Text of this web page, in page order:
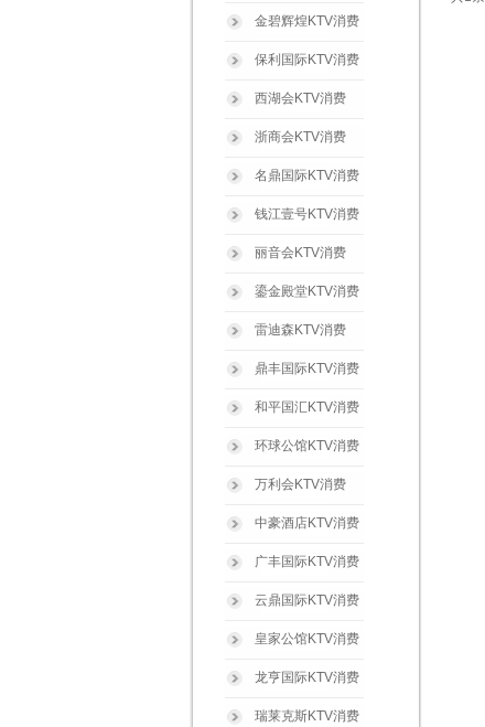
金碧辉煌KTV消费
保利国际KTV消费
西湖会KTV消费
浙商会KTV消费
名鼎国际KTV消费
钱江壹号KTV消费
丽音会KTV消费
鎏金殿堂KTV消费
雷迪森KTV消费
鼎丰国际KTV消费
和平国汇KTV消费
环球公馆KTV消费
万利会KTV消费
中豪酒店KTV消费
广丰国际KTV消费
云鼎国际KTV消费
皇家公馆KTV消费
龙亨国际KTV消费
瑞莱克斯KTV消费